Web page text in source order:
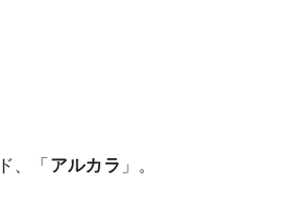
、「アルカラ 」。